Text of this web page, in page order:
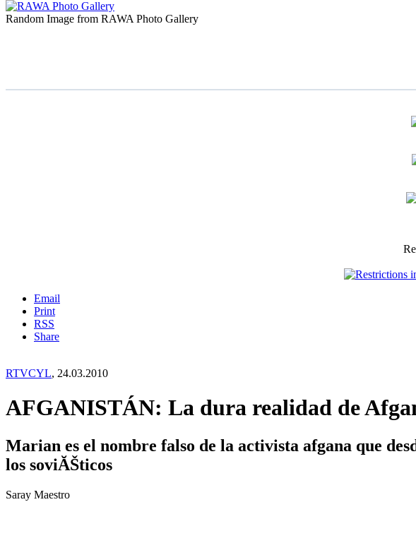
Random Image from RAWA Photo Gallery
Email
Print
RSS
Share
RTVCYL, 24.03.2010
AFGANISTÁN: La dura realidad de
Marian es el nombre falso de la activista afgana que
los soviĂŠticos
Saray Maestro